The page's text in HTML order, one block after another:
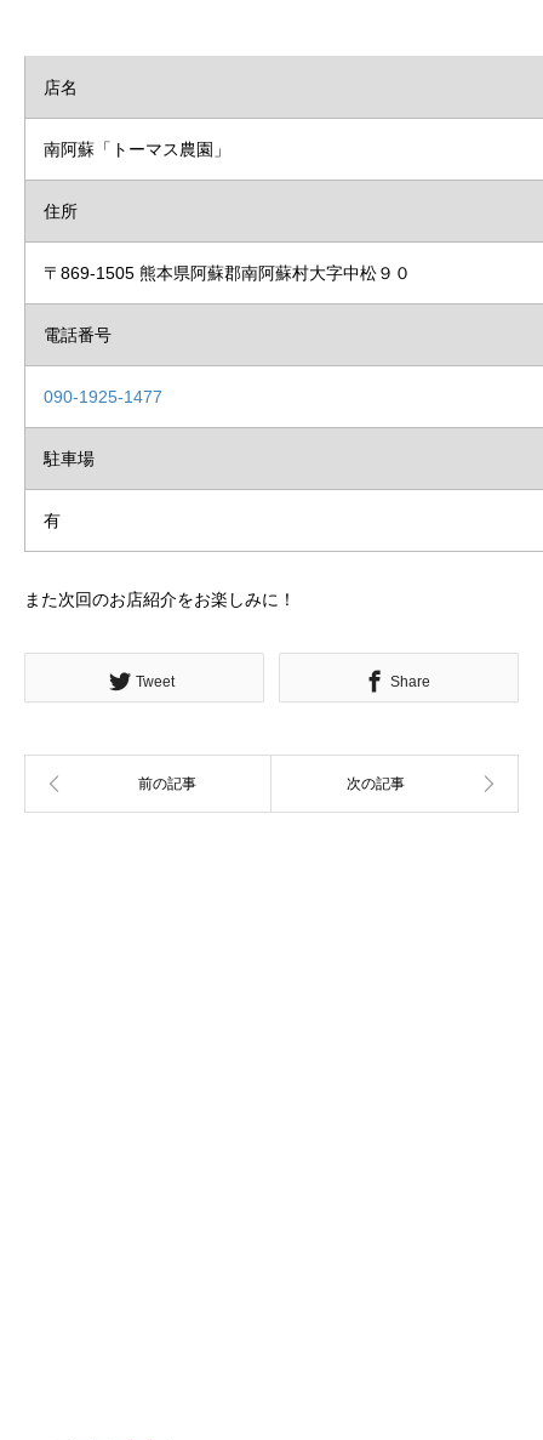
店名
南阿蘇「トーマス農園」
住所
〒869-1505 熊本県阿蘇郡南阿蘇村大字中松９０
電話番号
090-1925-1477
駐車場
有
また次回のお店紹介をお楽しみに！
Tweet Share